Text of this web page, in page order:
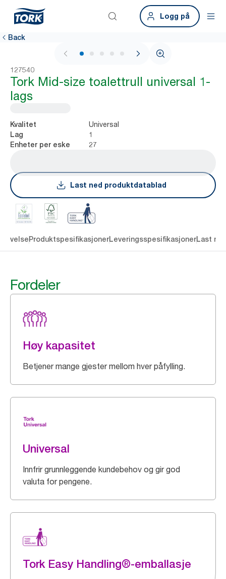
Logg på
Back
1 / 5
127540
Tork Mid-size toalettrull universal 1-
lags
Kvalitet Universal
Lag 1
Enheter per eske 27
Last ned produktdatablad
ProduktspesifikasjonerLeveringsspesifikasjonerLast
Fordeler
Høy kapasitet
Betjener mange gjester mellom hver påfylling.
Universal
Innfrir grunnleggende kundebehov og gir god
valuta for pengene.
Tork Easy Handling®-emballasje